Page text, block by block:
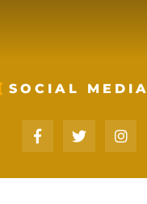
SOCIAL MEDIA